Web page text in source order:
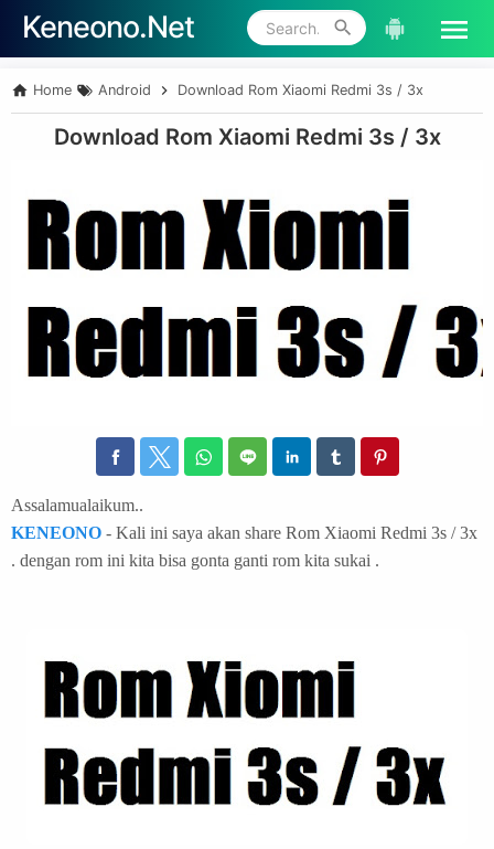
Skip to main content
Keneono.Net
Home Android Download Rom Xiaomi Redmi 3s / 3x
Download Rom Xiaomi Redmi 3s / 3x
Assalamualaikum..
KENEONO - Kali ini saya akan share Rom Xiaomi Redmi 3s / 3x
. dengan rom ini kita bisa gonta ganti rom kita sukai .